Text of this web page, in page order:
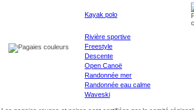
Kayak polo
Rivière sportive
Freestyle
Descente
Open Canoë
Randonnée mer
Randonnée eau calme
Waveski